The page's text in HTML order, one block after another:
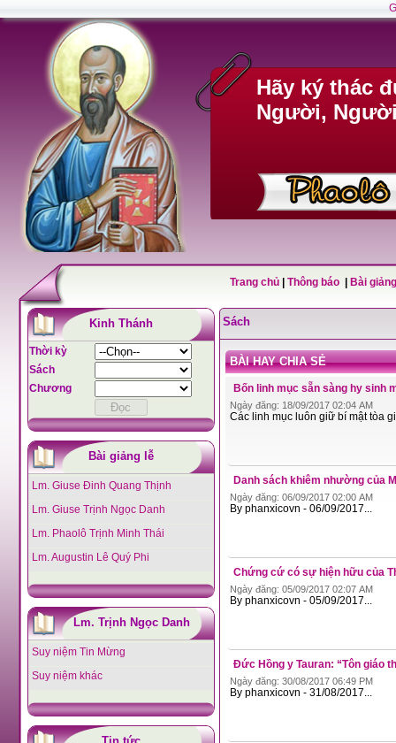
Hãy ký thác
Người,
Trang chủ Thông báo Bài
Kinh Thánh
Thời kỳ
Sách
Chương
Bài giảng lễ
Lm. Giuse Đinh Quang Thịnh
Lm. Giuse Trịnh Ngọc Danh
Lm. Phaolô Trịnh Minh Thái
Lm. Augustin Lê Quý Phi
Lm. Trịnh Ngọc Danh
Suy niệm Tin Mừng
Suy niệm khác
Sách
BÀI HAY CHIA SẺ
Bốn linh mục sẵn sàng hy sinh
Ngày đăng: 18/09/2017 02:04 AM
Các linh mục luôn giữ bí mật tòa
Danh sách khiêm nhường của
Ngày đăng: 06/09/2017 02:00 AM
By phanxicovn - 06/09/2017...
Chứng cứ có sự hiện hữu của
Ngày đăng: 05/09/2017 02:07 AM
By phanxicovn - 05/09/2017...
Đức Hồng y Tauran: “Tôn giáo
Ngày đăng: 30/08/2017 06:49 PM
By phanxicovn - 31/08/2017...